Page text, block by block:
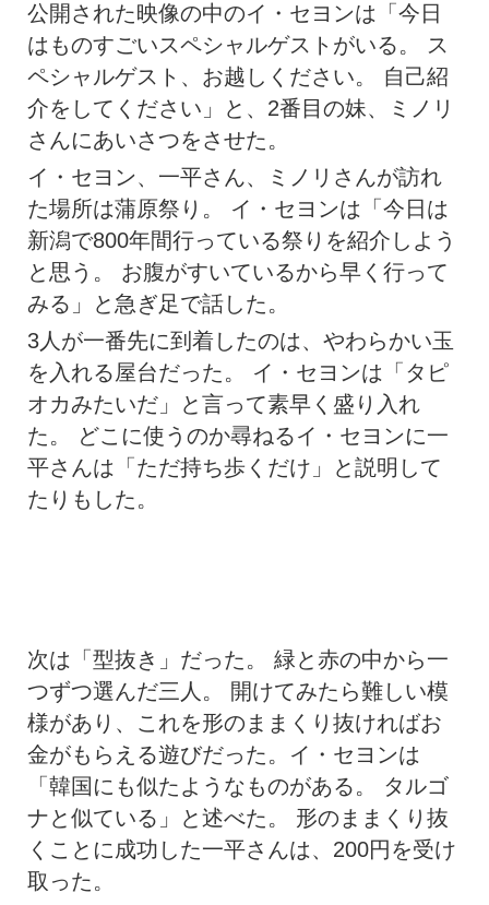
公開された映像の中のイ・セヨンは「今日
はものすごいスペシャルゲストがいる。 ス
ペシャルゲスト、お越しください。 自己紹
介をしてください」と、2番目の妹、ミノリ
さんにあいさつをさせた。
イ・セヨン、一平さん、ミノリさんが訪れ
た場所は蒲原祭り。 イ・セヨンは「今日は
新潟で800年間行っている祭りを紹介しよう
と思う。 お腹がすいているから早く行って
みる」と急ぎ足で話した。
3人が一番先に到着したのは、やわらかい玉
を入れる屋台だった。 イ・セヨンは「タピ
オカみたいだ」と言って素早く盛り入れ
た。 どこに使うのか尋ねるイ・セヨンに一
平さんは「ただ持ち歩くだけ」と説明して
たりもした。
次は「型抜き」だった。 緑と赤の中から一
つずつ選んだ三人。 開けてみたら難しい模
様があり、これを形のままくり抜ければお
金がもらえる遊びだった。イ・セヨンは
「韓国にも似たようなものがある。 タルゴ
ナと似ている」と述べた。 形のままくり抜
くことに成功した一平さんは、200円を受け
取った。